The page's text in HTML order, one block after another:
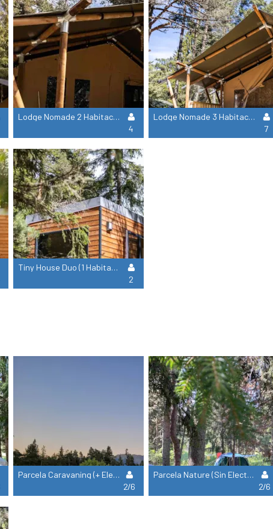
Lodge Nomade 2 Habitaciones 27M2 (Cocina / Baño/ Wc / Terraza)***Vue Riviere***
4
Lodge Nomade 3 Habitaciones 38M2 (Cocina / Bano / Wc / Terraza)***Vue Riviere***
7
Tiny House Duo (1 Habitación) ***En El Bosque***
2
Parcela Caravaning (+ Electricidad, Más Bien Reservado Para Autocaravanas Y Caravanas)
2/6
Parcela Nature (Sin Electricidad)
2/6